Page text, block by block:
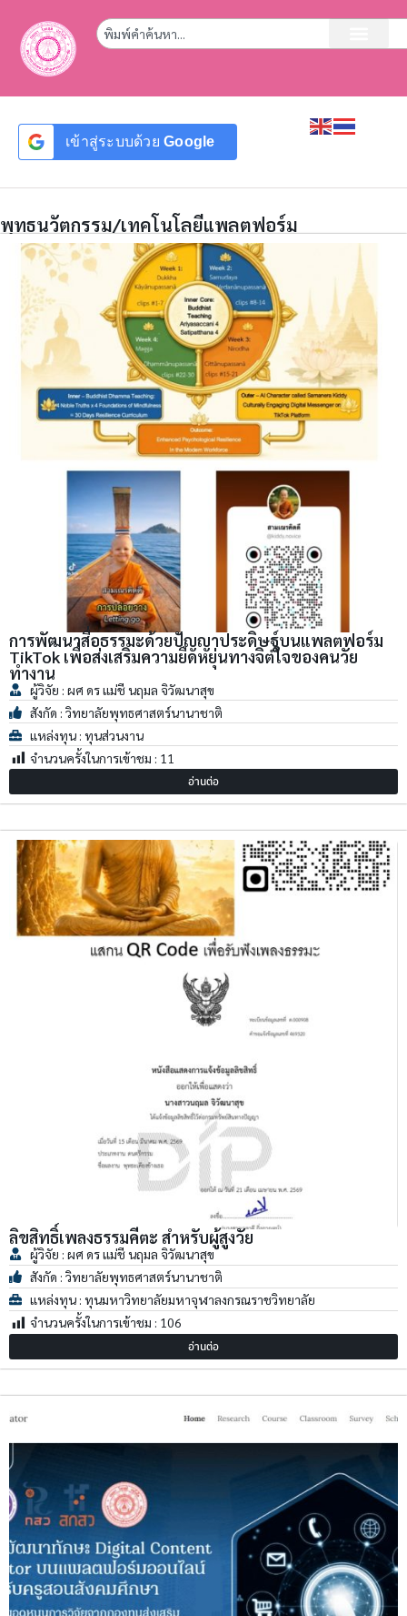
เข้าสู่ระบบด้วย Google
พุทธนวัตกรรม/เทคโนโลยีแพลตฟอร์ม
การพัฒนาสื่อธรรมะด้วยปัญญาประดิษฐ์บนแพลตฟอร์ม
TikTok เพื่อส่งเสริมความยืดหยุ่นทางจิตใจของคนวัย
ทำงาน
ผู้วิจัย : ผศ ดร แม่ชี นฤมล จิวัฒนาสุข
สังกัด : วิทยาลัยพุทธศาสตร์นานาชาติ
แหล่งทุน : ทุนส่วนงาน
จำนวนครั้งในการเข้าชม : 11
อ่านต่อ
ลิขสิทธิ์เพลงธรรมคีตะ สำหรับผู้สูงวัย
ผู้วิจัย : ผศ ดร แม่ชี นฤมล จิวัฒนาสุข
สังกัด : วิทยาลัยพุทธศาสตร์นานาชาติ
แหล่งทุน : ทุนมหาวิทยาลัยมหาจุฬาลงกรณราชวิทยาลัย
จำนวนครั้งในการเข้าชม : 106
อ่านต่อ